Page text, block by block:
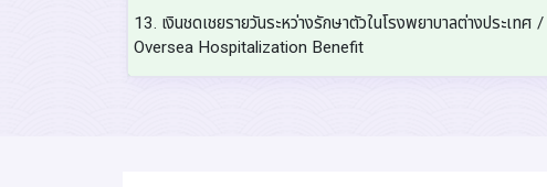
13. เงินชดเชยรายวันระหว่างรักษาตัวในโรงพยาบาลต่างประเทศ /
Oversea Hospitalization Benefit